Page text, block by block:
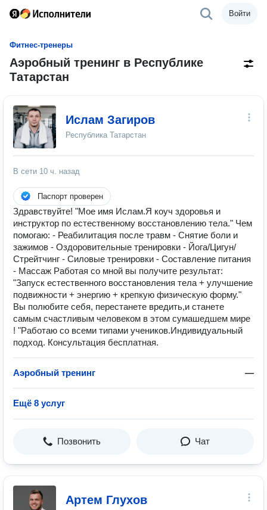
Войти
Фитнес-тренеры
Аэробный тренинг в Республике
Татарстан
Ислам Загиров
Республика Татарстан
В сети 10 ч. назад
Паспорт проверен
Здравствуйте! "Мое имя Ислам.Я коуч здоровья и
инструктор по естественному восстановлению тела." Чем
помогаю: - Реабилитация после травм - Снятие боли и
зажимов - Оздоровительные тренировки - Йога/Цигун/
Стрейтчинг - Силовые тренировки - Составление питания
- Массаж Работая со мной вы получите результат:
"Запуск естественного восстановления тела + улучшение
подвижности + энергию + крепкую физическую форму."
Вы полюбите себя, перестанете вредить,и станете
самым счастливым человеком в этом сумашедшем мире
! "Работаю со всеми типами учеников.Индивидуальный
подход. Консультация бесплатная.
Аэробный тренинг —
Ещё 8 услуг
Позвонить Чат
Артем Глухов